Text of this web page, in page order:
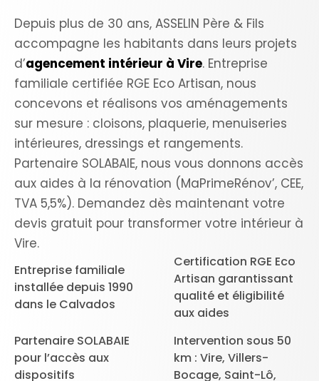
Depuis plus de 30 ans, ASSELIN Père & Fils
accompagne les habitants dans leurs projets
d’agencement intérieur à Vire. Entreprise
familiale certifiée RGE Eco Artisan, nous
concevons et réalisons vos aménagements
sur mesure : cloisons, plaquerie, menuiseries
intérieures, dressings et rangements.
Partenaire SOLABAIE, nous vous donnons accès
aux aides à la rénovation (MaPrimeRénov’, CEE,
TVA 5,5%). Demandez dès maintenant votre
devis gratuit pour transformer votre intérieur à
Vire.
Entreprise familiale
installée depuis 1990
dans le Calvados
Certification RGE Eco
Artisan garantissant
qualité et éligibilité
aux aides
Partenaire SOLABAIE
pour l’accès aux
dispositifs
Intervention sous 50
km : Vire, Villers-
Bocage, Saint-Lô,